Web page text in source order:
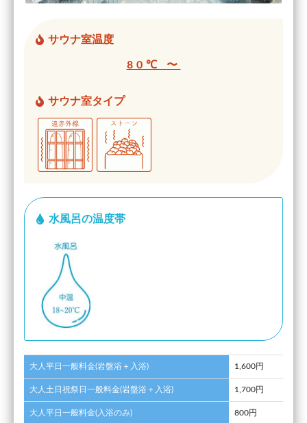
サウナ室温度
80℃ 〜
サウナ室タイプ
水風呂の温度帯
大人平日一般料金(岩盤浴＋入浴) 1,600円
大人土日祝祭日一般料金(岩盤浴＋入浴) 1,700円
大人平日一般料金(入浴のみ) 800円